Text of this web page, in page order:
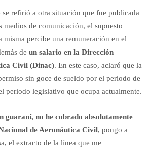
se refirió a otra situación que fue publicada
medios de comunicación, el supuesto
misma percibe una remuneración en el
deun salario en la Dirección
Civil (Dinac). En este caso, aclaró que la
sin goce de sueldo por el periodo de
periodo legislativo que ocupa actualmente.
guaraní, no he cobrado absolutamente
de Aeronáutica Civil, pongo a
el extracto de la línea que me